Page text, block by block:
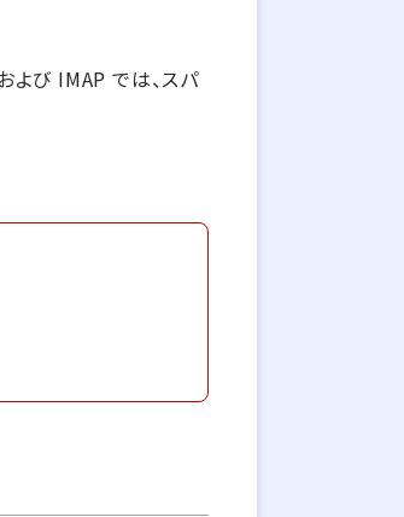
よび IMAP では、スパ